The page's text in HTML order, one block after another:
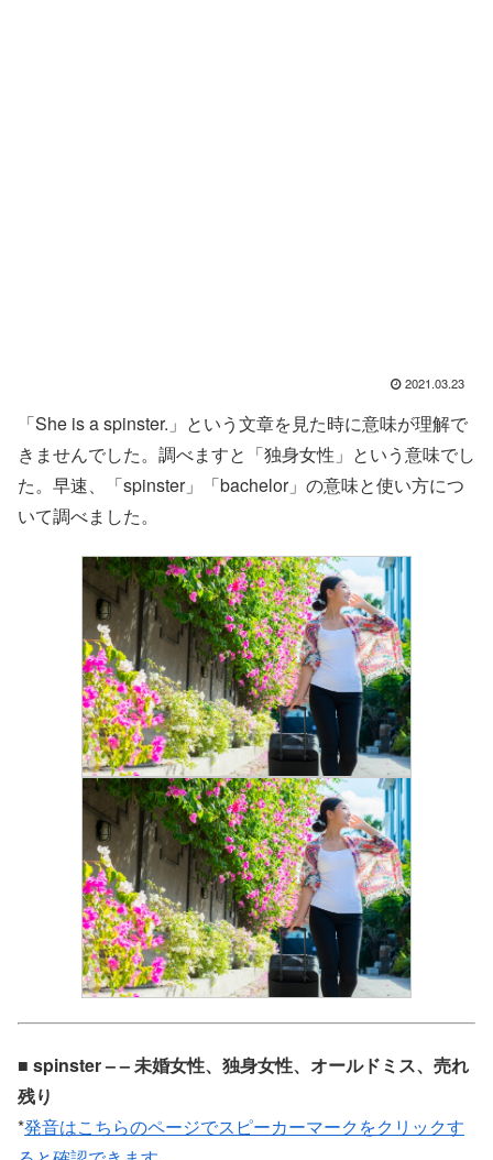
2021.03.23
「She is a spinster.」という文章を見た時に意味が理解で
きませんでした。調べますと「独身女性」という意味でし
た。早速、「spinster」「bachelor」の意味と使い方につ
いて調べました。
■ spinster – – 未婚女性、独身女性、オールドミス、売れ
残り
*発音はこちらのページでスピーカーマークをクリックす